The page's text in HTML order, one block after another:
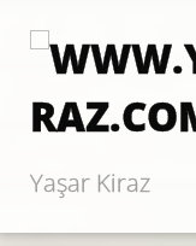
Yaşar Kiraz